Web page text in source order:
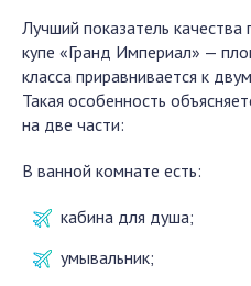
Лучший показатель качества
купе «Гранд Империал» —
класса приравнивается к
Такая особенность
на две части:
В ванной комнате есть:
кабина для душа;
умывальник;